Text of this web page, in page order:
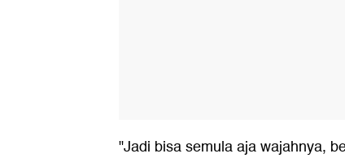
"Jadi bisa semula aja wajahnya,